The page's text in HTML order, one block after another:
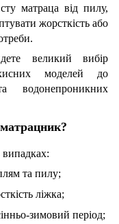
матраца від пилу,
жорсткість або
великий вибір
моделей до
водонепроникних
та пилу;
ліжка;
зимовий період;